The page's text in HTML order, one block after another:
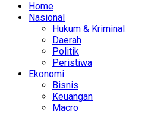
Home
Nasional
Hukum & Kriminal
Daerah
Politik
Peristiwa
Ekonomi
Bisnis
Keuangan
Macro